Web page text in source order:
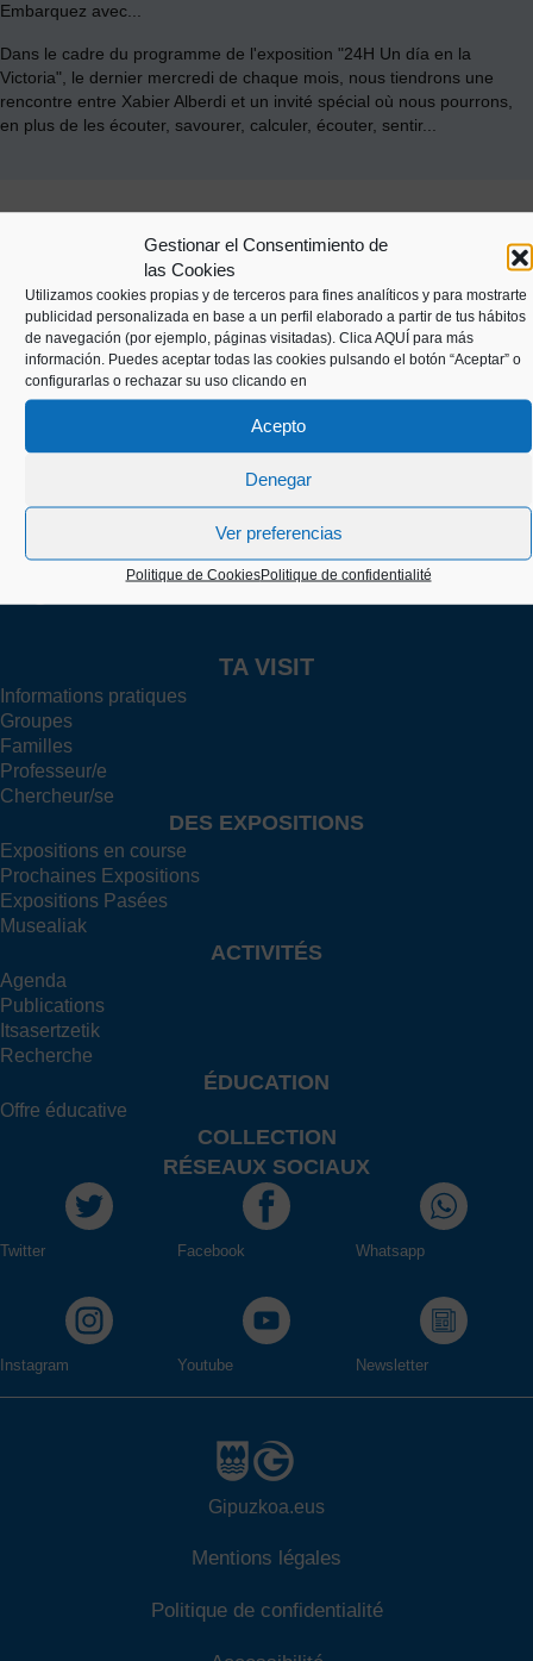
Gestionar el Consentimiento de
las Cookies
Utilizamos cookies propias y de terceros para fines analíticos y para mostrarte
publicidad personalizada en base a un perfil elaborado a partir de tus hábitos
de navegación (por ejemplo, páginas visitadas). Clica AQUÍ para más
información. Puedes aceptar todas las cookies pulsando el botón “Aceptar” o
configurarlas o rechazar su uso clicando en
Acepto
Denegar
Ver preferencias
Politique de CookiesPolitique de confidentialité
Embarquez avec...
Dans le cadre du programme de l'exposition "24H Un día en la
Victoria", le dernier mercredi de chaque mois, nous tiendrons une
rencontre entre Xabier Alberdi et un invité spécial où nous pourrons,
en plus de les écouter, savourer, calculer, écouter, sentir...
Kaiko pasealekua, 24
+34 943 43 00 51
TA VISIT
Informations pratiques
Groupes
Familles
Professeur/e
Chercheur/se
DES EXPOSITIONS
Expositions en course
Prochaines Expositions
Expositions Pasées
Musealiak
ACTIVITÉS
Agenda
Publications
Itsasertzetik
Recherche
ÉDUCATION
Offre éducative
COLLECTION
RÉSEAUX SOCIAUX
Twitter Facebook Whatsapp
Instagram Youtube Newsletter
Gipuzkoa.eus
Mentions légales
Politique de confidentialité